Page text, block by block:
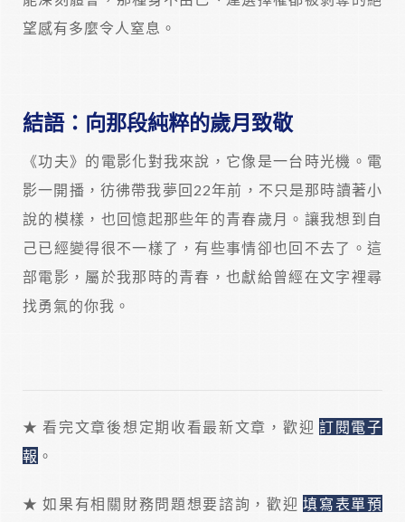
望感有多麼令人窒息。
結語：向那段純粹的歲月致敬
《功夫》的電影化對我來說，它像是一台時光機。電
影一開播，彷彿帶我夢回22年前，不只是那時讀著小
說的模樣，也回憶起那些年的青春歲月。讓我想到自
己已經變得很不一樣了，有些事情卻也回不去了。這
部電影，屬於我那時的青春，也獻給曾經在文字裡尋
找勇氣的你我。
★ 看完文章後想定期收看最新文章，歡迎 訂閱電子
報 。
★ 如果有相關財務問題想要諮詢，歡迎填寫表單預